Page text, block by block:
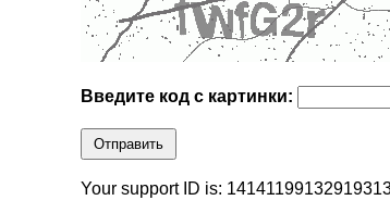
Введите код с картинки:
Отправить
Your support ID is: